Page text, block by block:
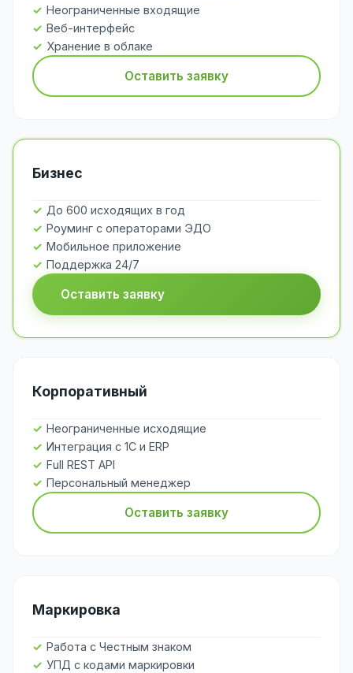
Неограниченные входящие
Веб-интерфейс
Хранение в облаке
Оставить заявку
Бизнес
До 600 исходящих в год
Роуминг с операторами ЭДО
Мобильное приложение
Поддержка 24/7
Оставить заявку
Корпоративный
Неограниченные исходящие
Интеграция с 1С и ERP
Full REST API
Персональный менеджер
Оставить заявку
Маркировка
Работа с Честным знаком
УПД с кодами маркировки